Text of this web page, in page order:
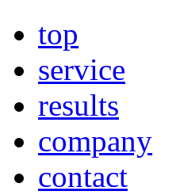
top
service
results
company
contact